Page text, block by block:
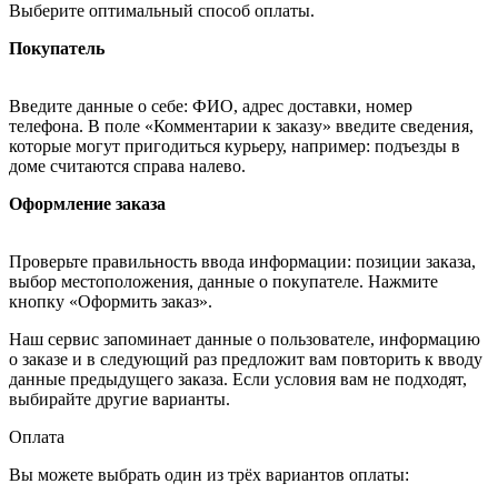
Выберите оптимальный способ оплаты.
Покупатель
Введите данные о себе: ФИО, адрес доставки, номер
телефона. В поле «Комментарии к заказу» введите сведения,
которые могут пригодиться курьеру, например: подъезды в
доме считаются справа налево.
Оформление заказа
Проверьте правильность ввода информации: позиции заказа,
выбор местоположения, данные о покупателе. Нажмите
кнопку «Оформить заказ».
Наш сервис запоминает данные о пользователе, информацию
о заказе и в следующий раз предложит вам повторить к вводу
данные предыдущего заказа. Если условия вам не подходят,
выбирайте другие варианты.
Оплата
Вы можете выбрать один из трёх вариантов оплаты: